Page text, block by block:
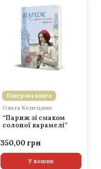
Паперова книга
Ольга Кепецине
“Париж зі смаком
солоної карамелі”
350,00
У кошик